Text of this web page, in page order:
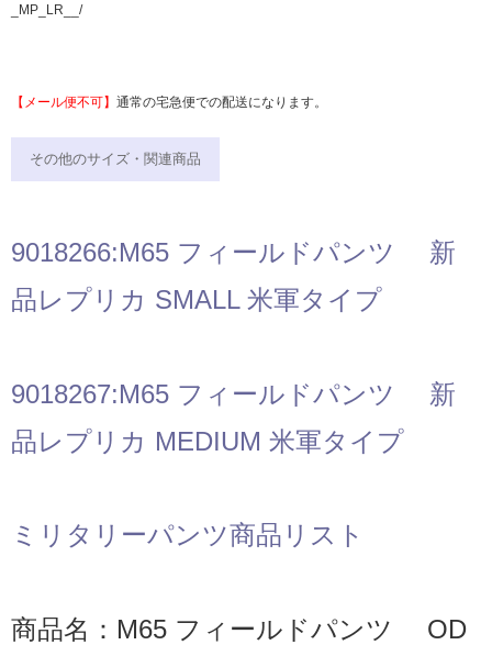
_MP_LR__/
【メール便不可】 通常の宅急便での配送になります。
その他のサイズ・関連商品
9018266:M65 フィールドパンツ 新
品レプリカ SMALL 米軍タイプ
9018267:M65 フィールドパンツ 新
品レプリカ MEDIUM 米軍タイプ
ミリタリーパンツ商品リスト
商品名：M65 フィールドパンツ OD